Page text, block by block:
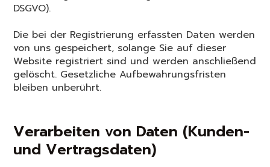
DSGVO).
Die bei der Registrierung erfassten Daten werden
von uns gespeichert, solange Sie auf dieser
Website registriert sind und werden anschließend
gelöscht. Gesetzliche Aufbewahrungsfristen
bleiben unberührt.
Verarbeiten von Daten (Kunden-
und Vertragsdaten)